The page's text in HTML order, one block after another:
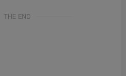
THE END